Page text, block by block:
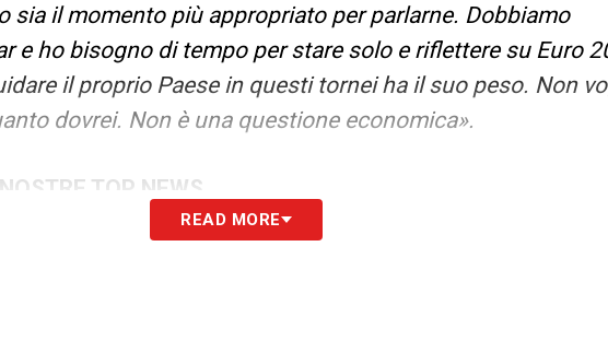
sia il momento più appropriato per parlarne. Dobbiamo
e ho bisogno di tempo per stare solo e riflettere su Euro
il proprio Paese in questi tornei ha il suo peso. Non
dovrei. Non è una questione economica».
TOP NEWS
READ MORE